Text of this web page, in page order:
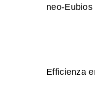
neo-Eubios
Efficienza